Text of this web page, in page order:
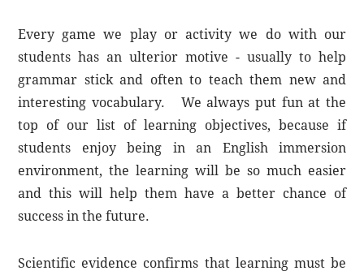
Every game we play or activity we do with our
students has an ulterior motive - usually to help
grammar stick and often to teach them new and
interesting vocabulary. We always put fun at the
top of our list of learning objectives, because if
students enjoy being in an English immersion
environment, the learning will be so much easier
and this will help them have a better chance of
success in the future.
Scientific evidence confirms that learning must be